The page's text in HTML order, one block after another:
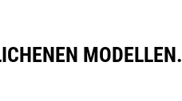
MODELLEN.